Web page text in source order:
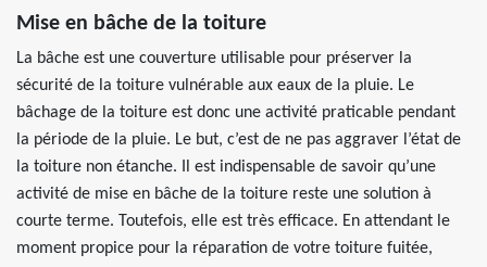
Mise en bâche de la toiture
La bâche est une couverture utilisable pour préserver la
sécurité de la toiture vulnérable aux eaux de la pluie. Le
bâchage de la toiture est donc une activité praticable pendant
la période de la pluie. Le but, c’est de ne pas aggraver l’état de
la toiture non étanche. Il est indispensable de savoir qu’une
activité de mise en bâche de la toiture reste une solution à
courte terme. Toutefois, elle est très efficace. En attendant le
moment propice pour la réparation de votre toiture fuitée,